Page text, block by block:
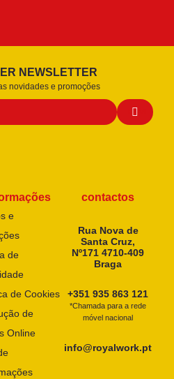
NEWSLETTER
novidades e promoções
e
de
de Cookies
de
Online
contactos
Rua Nova de
Santa Cruz,
Nº171 4710-409
Braga
+351 935 863 121
*Chamada para a rede
móvel nacional
info@royalwork.pt